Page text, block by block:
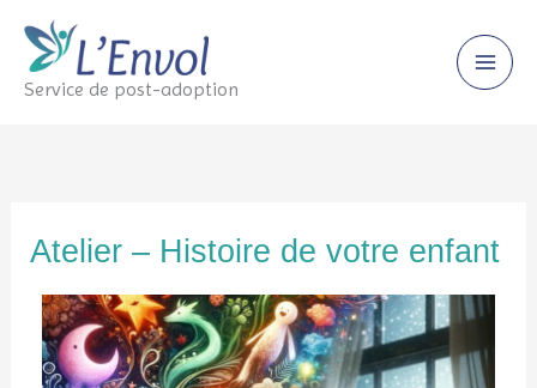
content
Service de post-adoption
Atelier – Histoire de votre enfant